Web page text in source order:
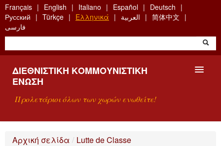
Skip
to
main
content
Français English Italiano Español
Deutsch
Русский
Türkçe Ελληνικά العربية
简体中文
فارسی
ΔΙΕΘΝΙΣΤΙΚΉ ΚΟΜΜΟΥΝΙΣΤΙΚΉ
ΈΝΩΣΗ
Προλετάριοι όλων των χωρών ενωθείτε!
Αρχική σελίδα / Lutte de Classe